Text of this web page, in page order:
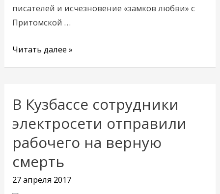
писателей и исчезновение «замков любви» с
Притомской …
Читать далее »
В Кузбассе сотрудники
электросети отправили
рабочего на верную
смерть
27 апреля 2017
В
Кузбассе
сотрудники
электросети
отправили
рабочего
на